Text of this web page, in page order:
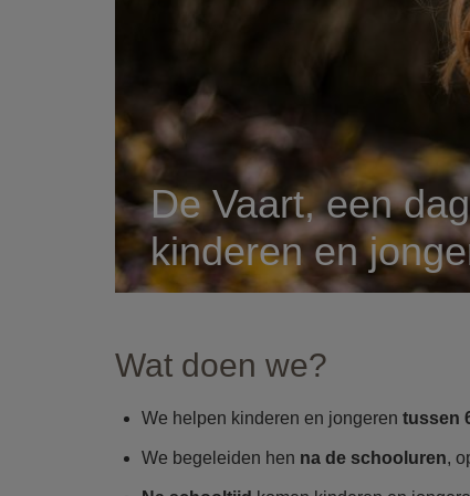
De Vaart, een
kinderen en
Wat doen we?
We helpen kinderen en jongeren tussen
We begeleiden hen na de schooluren,